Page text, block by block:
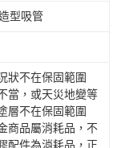
型吸管
狀不在保固範圍
當，或天災地變等
層不在保固範圍
商品屬消耗品，不
配件為消耗品，正